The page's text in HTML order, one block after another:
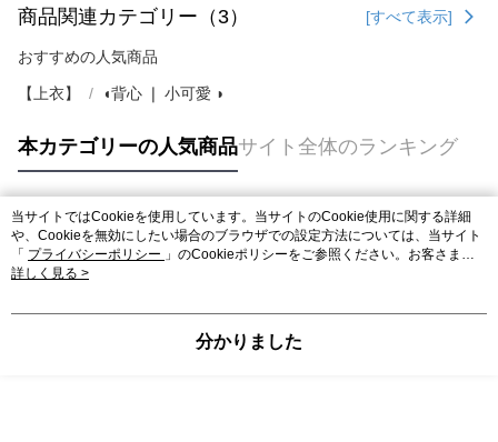
商品関連カテゴリー（3） [すべて表示]
おすすめの人気商品
【上衣】 ◖背心 ❘ 小可愛 ◗
本カテゴリーの人気商品サイト全体のランキング
人気タグ
当サイトではCookieを使用しています。当サイトのCookie使用に関する詳細
や、Cookieを無効にしたい場合のブラウザでの設定方法については、当サイト
「 プライバシーポリシー 」のCookieポリシーをご参照ください。お客さま
が、当サイトを引き続き使用される場合、当社がサイト利用規約のCookieポリ
詳しく見る >
分かりました